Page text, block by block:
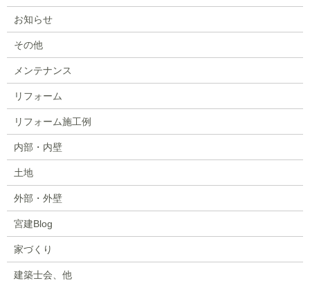
お知らせ
その他
メンテナンス
リフォーム
リフォーム施工例
内部・内壁
土地
外部・外壁
宮建Blog
家づくり
建築士会、他